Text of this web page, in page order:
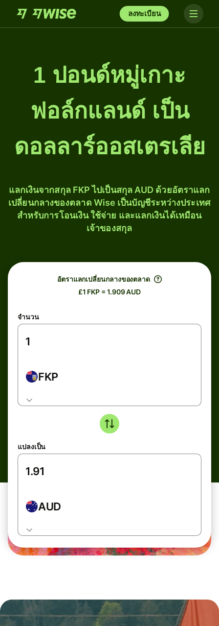
ลงทะเบียน
1 ปอนด์หมู่เกาะ
ฟอล์กแลนด์ เป็น
ดอลลาร์ออสเตรเลีย
แลกเงินจากสกุล FKP ไปเป็นสกุล AUD ด้วยอัตราแลก
เปลี่ยนกลางของตลาด Wise เป็นบัญชีระหว่างประเทศ
สำหรับการโอนเงิน ใช้จ่าย และแลกเงินได้เหมือน
เจ้าของสกุล
อัตราแลกเปลี่ยนกลางของตลาด
£1 FKP = 1.909 AUD
จำนวน
FKP
แปลงเป็น
AUD